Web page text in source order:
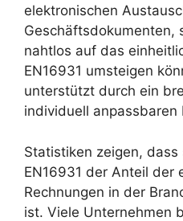
elektronischen
Geschäftsdokumenten,
nahtlos auf das
EN16931 umsteigen
unterstützt durch ein
individuell anpassbaren
Statistiken zeigen,
EN16931 der Anteil der
Rechnungen in der
ist. Viele Unternehmen